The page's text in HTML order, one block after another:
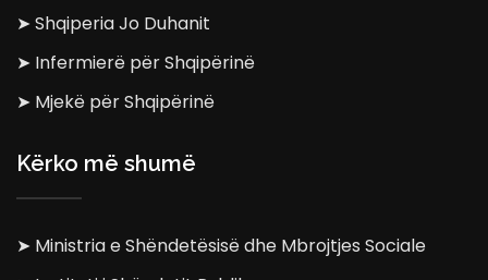
➤ Shqiperia Jo Duhanit
➤ Infermierë për Shqipërinë
➤ Mjekë për Shqipërinë
Kërko më shumë
➤ Ministria e Shëndetësisë dhe Mbrojtjes Sociale